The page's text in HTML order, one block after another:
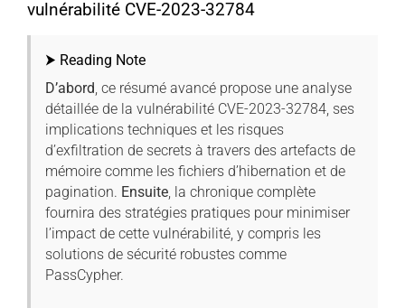
vulnérabilité CVE-2023-32784
⮞ Reading Note
D’abord, ce résumé avancé propose une analyse
détaillée de la vulnérabilité CVE-2023-32784, ses
implications techniques et les risques
d’exfiltration de secrets à travers des artefacts de
mémoire comme les fichiers d’hibernation et de
pagination. Ensuite, la chronique complète
fournira des stratégies pratiques pour minimiser
l’impact de cette vulnérabilité, y compris les
solutions de sécurité robustes comme
PassCypher.